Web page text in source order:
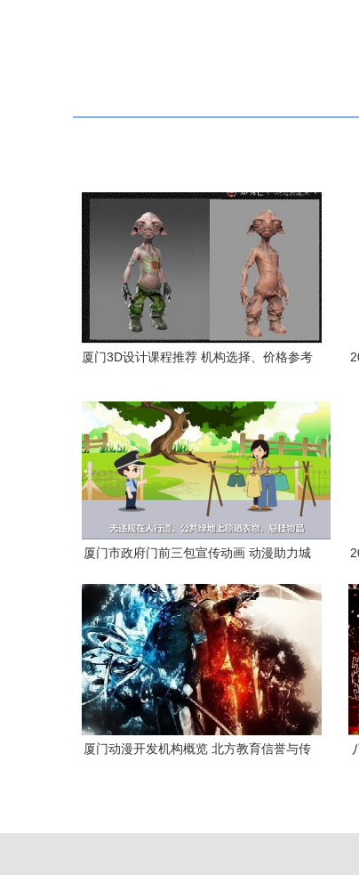
厦门3D设计课程推荐 机构选择、价格参考
厦门市政府门前三包宣传动画 动漫助力城
厦门动漫开发机构概览 北方教育信誉与传